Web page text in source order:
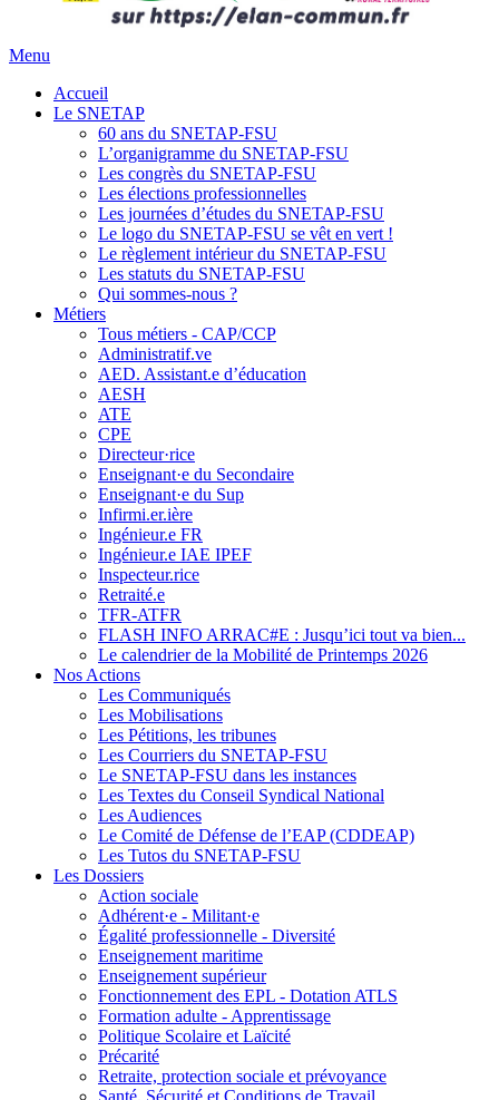
Menu
Accueil
Le SNETAP
60 ans du SNETAP-FSU
L’organigramme du SNETAP-FSU
Les congrès du SNETAP-FSU
Les élections professionnelles
Les journées d’études du SNETAP-FSU
Le logo du SNETAP-FSU se vêt en vert !
Le règlement intérieur du SNETAP-FSU
Les statuts du SNETAP-FSU
Qui sommes-nous ?
Métiers
Tous métiers - CAP/CCP
Administratif.ve
AED. Assistant.e d’éducation
AESH
ATE
CPE
Directeur·rice
Enseignant·e du Secondaire
Enseignant·e du Sup
Infirmi.er.ière
Ingénieur.e FR
Ingénieur.e IAE IPEF
Inspecteur.rice
Retraité.e
TFR-ATFR
FLASH INFO ARRAC#E : Jusqu’ici tout va bien...
Le calendrier de la Mobilité de Printemps 2026
Nos Actions
Les Communiqués
Les Mobilisations
Les Pétitions, les tribunes
Les Courriers du SNETAP-FSU
Le SNETAP-FSU dans les instances
Les Textes du Conseil Syndical National
Les Audiences
Le Comité de Défense de l’EAP (CDDEAP)
Les Tutos du SNETAP-FSU
Les Dossiers
Action sociale
Adhérent·e - Militant·e
Égalité professionnelle - Diversité
Enseignement maritime
Enseignement supérieur
Fonctionnement des EPL - Dotation ATLS
Formation adulte - Apprentissage
Politique Scolaire et Laïcité
Précarité
Retraite, protection sociale et prévoyance
Santé, Sécurité et Conditions de Travail